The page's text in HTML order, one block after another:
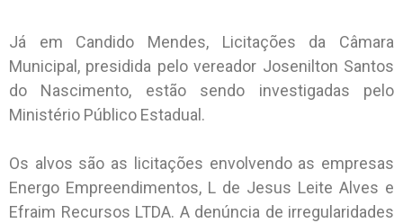
Já em Candido Mendes, Licitações da Câmara
Municipal, presidida pelo vereador Josenilton Santos
do Nascimento, estão sendo investigadas pelo
Ministério Público Estadual.
Os alvos são as licitações envolvendo as empresas
Energo Empreendimentos, L de Jesus Leite Alves e
Efraim Recursos LTDA. A denúncia de irregularidades